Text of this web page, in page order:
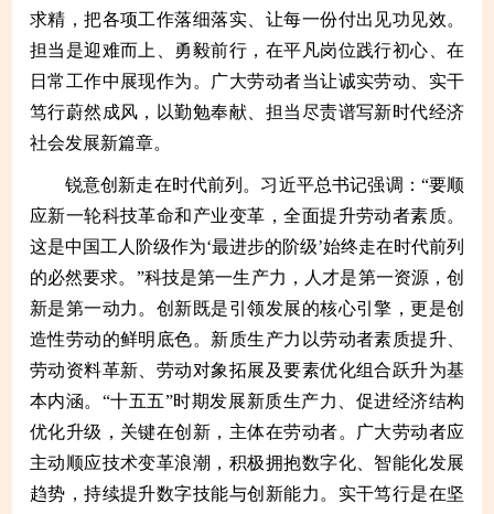
求精，把各项工作落细落实、让每一份付出见功见效。
担当是迎难而上、勇毅前行，在平凡岗位践行初心、在
日常工作中展现作为。广大劳动者当让诚实劳动、实干
笃行蔚然成风，以勤勉奉献、担当尽责谱写新时代经济
社会发展新篇章。
锐意创新走在时代前列。习近平总书记强调：“要顺
应新一轮科技革命和产业变革，全面提升劳动者素质。
这是中国工人阶级作为‘最进步的阶级’始终走在时代前列
的必然要求。”科技是第一生产力，人才是第一资源，创
新是第一动力。创新既是引领发展的核心引擎，更是创
造性劳动的鲜明底色。新质生产力以劳动者素质提升、
劳动资料革新、劳动对象拓展及要素优化组合跃升为基
本内涵。“十五五”时期发展新质生产力、促进经济结构
优化升级，关键在创新，主体在劳动者。广大劳动者应
主动顺应技术变革浪潮，积极拥抱数字化、智能化发展
趋势，持续提升数字技能与创新能力。实干笃行是在坚